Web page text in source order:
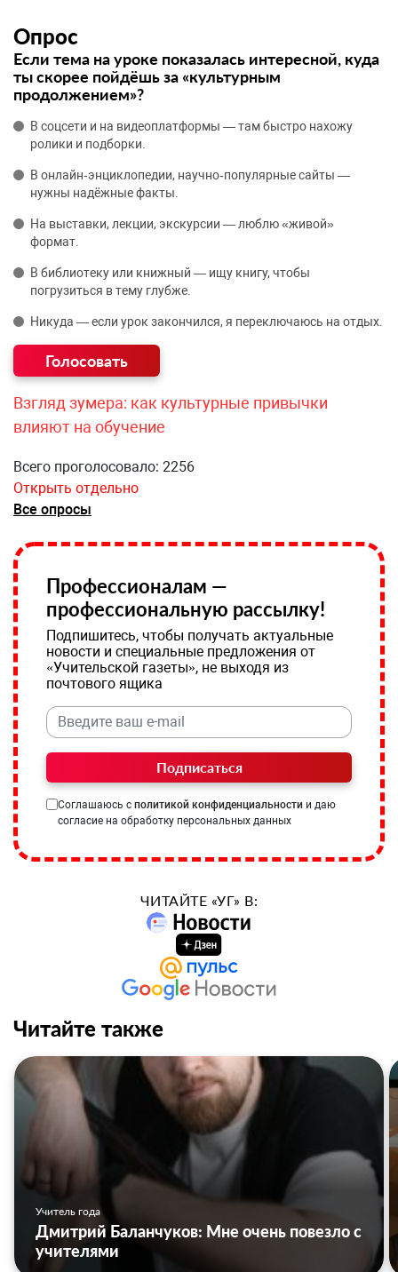
Опрос
Если тема на уроке показалась интересной, куда
ты скорее пойдёшь за «культурным
продолжением»?
В соцсети и на видеоплатформы — там быстро нахожу
ролики и подборки.
В онлайн‑энциклопедии, научно‑популярные сайты —
нужны надёжные факты.
На выставки, лекции, экскурсии — люблю «живой»
формат.
В библиотеку или книжный — ищу книгу, чтобы
погрузиться в тему глубже.
Никуда — если урок закончился, я переключаюсь на отдых.
Взгляд зумера: как культурные привычки
влияют на обучение
Всего проголосовало: 2256
Открыть отдельно
Все опросы
Профессионалам —
профессиональную рассылку!
Подпишитесь, чтобы получать актуальные
новости и специальные предложения от
«Учительской газеты», не выходя из
почтового ящика
Подписаться
Соглашаюсь с политикой конфиденциальности и даю
согласие на обработку персональных данных
ЧИТАЙТЕ «УГ» В:
Читайте также
Учитель года
Дмитрий Баланчуков: Мне очень повезло с
учителями